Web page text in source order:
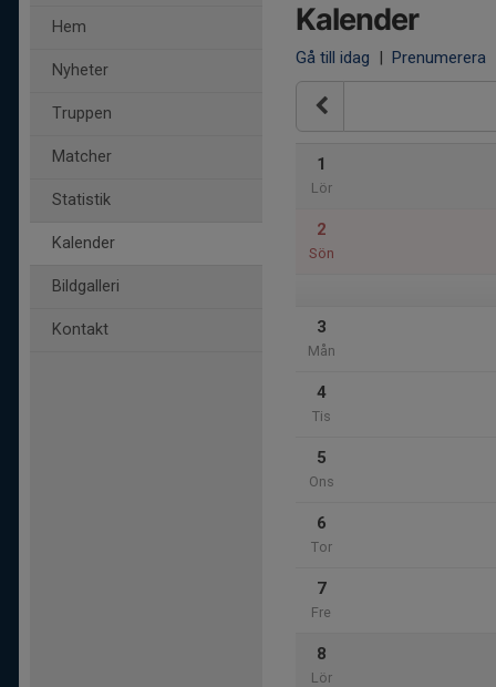
Hem
Nyheter
Truppen
Matcher
Statistik
Kalender
Bildgalleri
Kontakt
Kalender
Gå till idag | Prenumerera
1
Lör
2
Sön
3
Mån
4
Tis
5
Ons
6
Tor
7
Fre
8
Lör